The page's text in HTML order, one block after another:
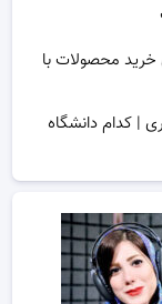
خرید محصولات با
| کدام دانشگاه